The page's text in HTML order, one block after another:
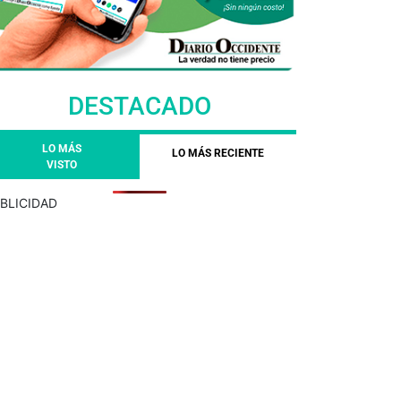
DESTACADO
LO MÁS
VISTO
LO MÁS RECIENTE